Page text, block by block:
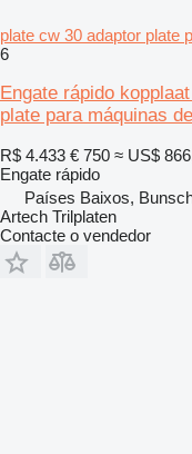
plate cw 30 adaptor plate
6
Engate rápido
plate para máquinas
R$ 4.433 € 750 ≈ US$
Engate rápido
Países Baixos,
Artech Trilplaten
Contacte o vendedor